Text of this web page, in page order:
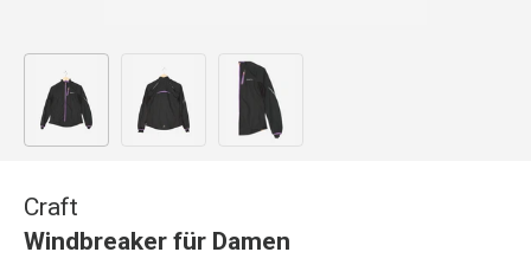
Bild 1 in Galerieansicht laden
Craft
Windbreaker für Damen